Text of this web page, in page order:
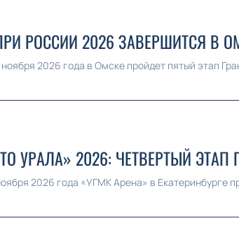
РОССИИ 2026 ЗАВЕРШИТСЯ В
ноября 2026 года в Омске пройдет пятый этап
УРАЛА» 2026: ЧЕТВЕРТЫЙ
2026 года «УГМК Арена» в Екатеринбурге